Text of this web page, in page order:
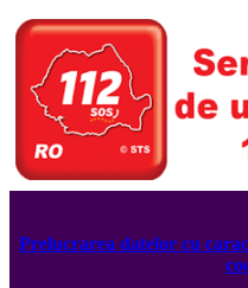
Prelucrarea datelor cu